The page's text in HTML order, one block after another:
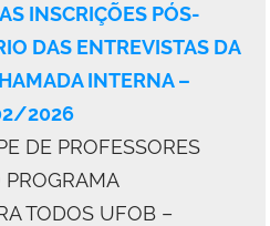
INSCRIÇÕES PÓS-
DAS ENTREVISTAS DA
INTERNA –
2026
DE PROFESSORES
PROGRAMA
TODOS UFOB –